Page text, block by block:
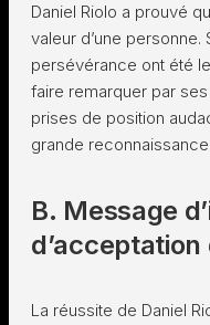
Daniel Riolo a prouvé
valeur d’une
persévérance ont été
faire remarquer par
prises de position
grande
B. Message
d’acceptation
La réussite de Daniel